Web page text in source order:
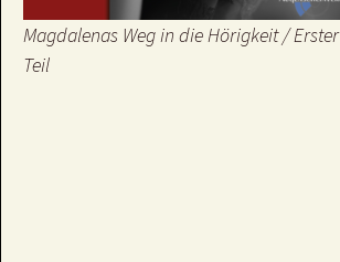
Magdalenas Weg in die Hörigkeit / Erster
Teil